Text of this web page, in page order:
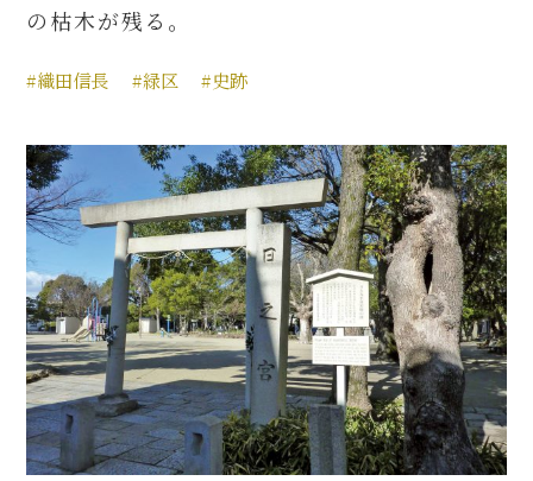
の枯木が残る。
#織田信長 #緑区 #史跡